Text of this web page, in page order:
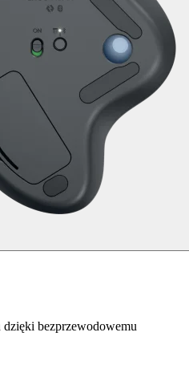
bezprzewodowemu